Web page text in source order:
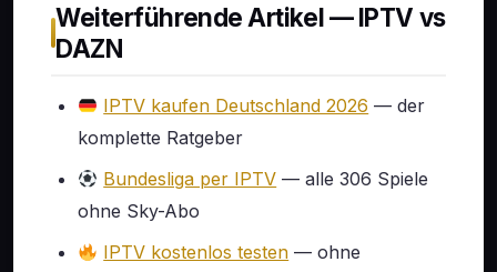
Weiterführende Artikel — IPTV vs
DAZN
IPTV kaufen Deutschland 2026 — der
komplette Ratgeber
Bundesliga per IPTV — alle 306 Spiele
ohne Sky-Abo
IPTV kostenlos testen — ohne